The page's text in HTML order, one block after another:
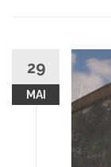
29
MAI